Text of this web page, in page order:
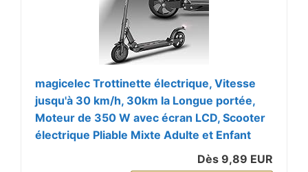
magicelec Trottinette électrique, Vitesse
jusqu'à 30 km/h, 30km la Longue portée,
Moteur de 350 W avec écran LCD, Scooter
électrique Pliable Mixte Adulte et Enfant
Dès 9,89 EUR